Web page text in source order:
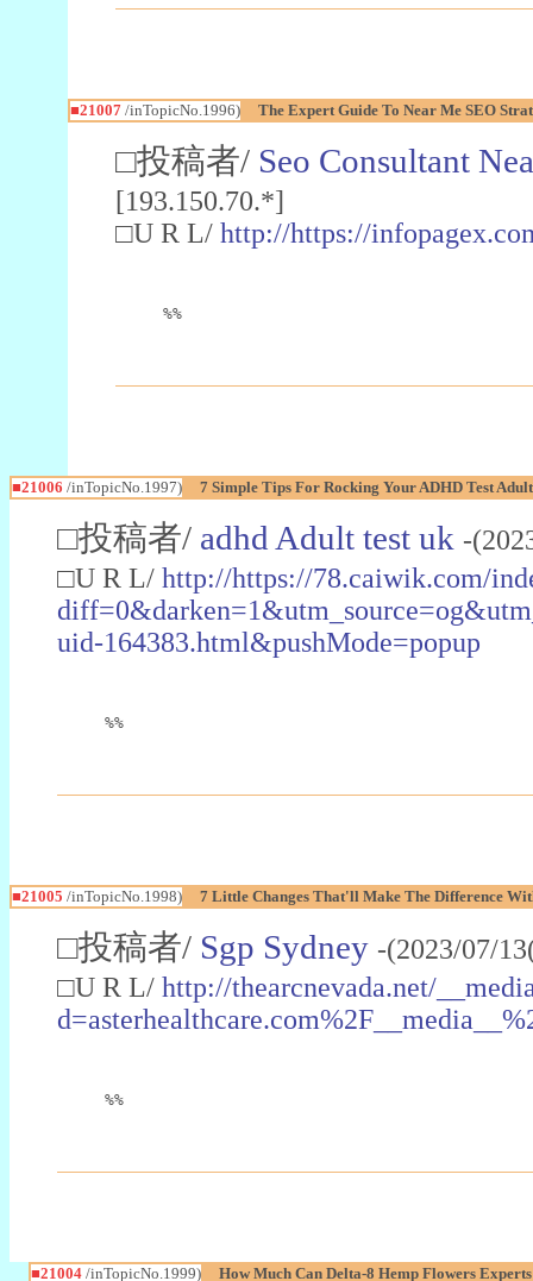
■21007/inTopicNo.1996) The Expert Guide To Near Me SEO
□投稿者/ Seo Consultant
[193.150.70.*]
□U R L/ http://https://
%%
■21006 /inTopicNo.1997) 7 Simple Tips For Rocking Your ADHD Test Adult
□投稿者/ adhd Adult test uk -
□U R L/ http://https://78.caiwik.com/
uid-164383.html&pushMode=popup
%%
■21005 /inTopicNo.1998) 7 Little Changes That'll Make The Difference
□投稿者/ Sgp Sydney -(2023/07/
□U R L/ http://thearcnevada.net/
%%
■21004 /inTopicNo.1999) How Much Can Delta-8 Hemp Flowers